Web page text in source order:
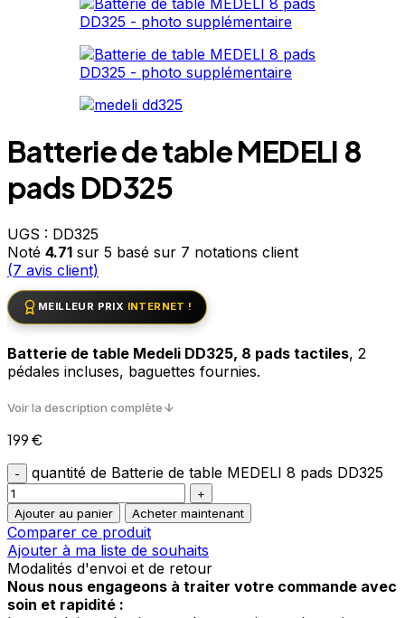
Batterie de table MEDELI 8
pads DD325
UGS : DD325
Noté 4.71 sur 5 basé sur 7 notations client
(7 avis client)
MEILLEUR PRIX INTERNET !
Batterie de table Medeli DD325, 8 pads tactiles, 2
pédales incluses, baguettes fournies.
Voir la description complète
199€
quantité de Batterie de table MEDELI 8 pads DD325
Ajouter au panier Acheter maintenant
Comparer ce produit
Ajouter à ma liste de souhaits
Modalités d'envoi et de retour
Nous nous engageons à traiter votre commande avec
soin et rapidité :